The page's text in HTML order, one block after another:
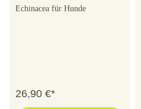
Echinacea für Hunde
26,90 €*